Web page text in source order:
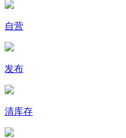
自营
发布
清库存